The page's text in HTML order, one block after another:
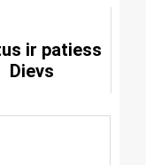
ir patiess
Dievs